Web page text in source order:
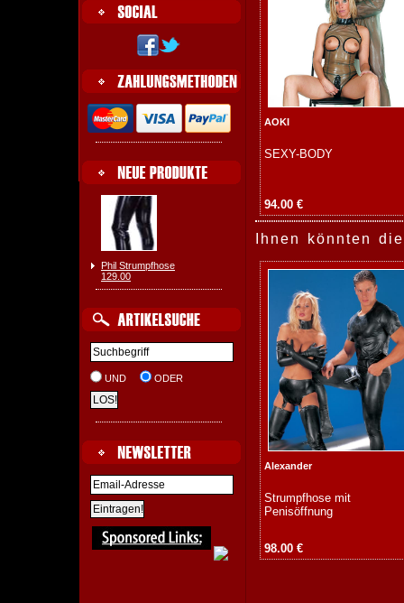
Phil Strumpfhose
129.00
UND ODER
AOKI
SEXY-BODY
94.00 €
Ihnen könnten
Alexander
Strumpfhose mit
Penisöffnung
98.00 €